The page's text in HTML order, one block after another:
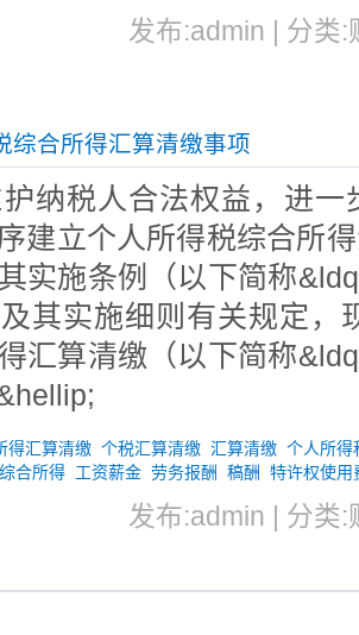
发布:admin | 分类:
综合所得汇算清缴事项
纳税人合法权益，进
建立个人所得税综合所
实施条例（以下简称
其实施细则有关规定，
汇算清缴（以下简称
得汇算清缴 个税汇算清缴 汇算清缴 个人所得
综合所得 工资薪金 劳务报酬 稿酬
特许权使用
发布:admin | 分类: